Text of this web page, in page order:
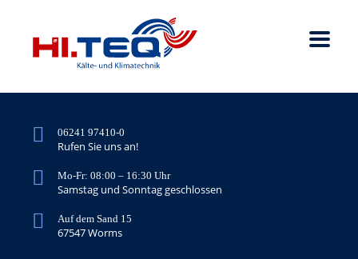
06241 97410-0
Rufen Sie uns an!
Mo-Fr: 08:00 – 16:30 Uhr
Samstag und Sonntag geschlossen
Auf dem Sand 15
67547 Worms